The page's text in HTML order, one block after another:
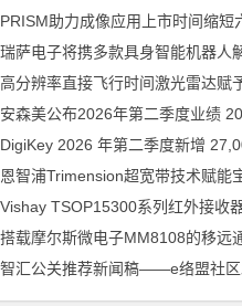
安森美公布2026年第二季度业绩